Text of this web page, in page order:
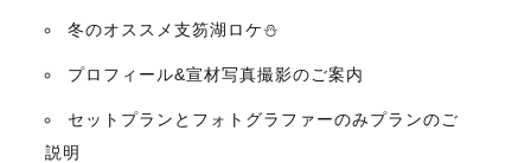
冬のオススメ支笏湖ロケ⛄️
プロフィール&宣材写真撮影のご案内
セットプランとフォトグラファーのみプランのご
説明